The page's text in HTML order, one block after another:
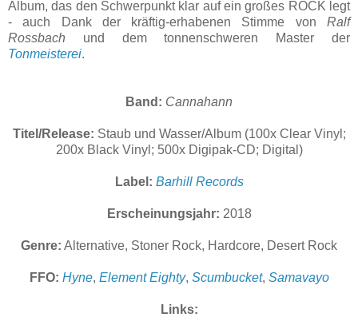
Album, das den Schwerpunkt klar auf ein großes ROCK legt
- auch Dank der kräftig-erhabenen Stimme von Ralf
Rossbach und dem tonnenschweren Master der
Tonmeisterei.
Band: Cannahann
Titel/Release: Staub und Wasser/Album (100x Clear Vinyl;
200x Black Vinyl; 500x Digipak-CD; Digital)
Label: Barhill Records
Erscheinungsjahr: 2018
Genre: Alternative, Stoner Rock, Hardcore, Desert Rock
FFO: Hyne, Element Eighty, Scumbucket, Samavayo
Links: